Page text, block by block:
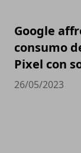
Google
consumo
Pixel con
26/05/2023